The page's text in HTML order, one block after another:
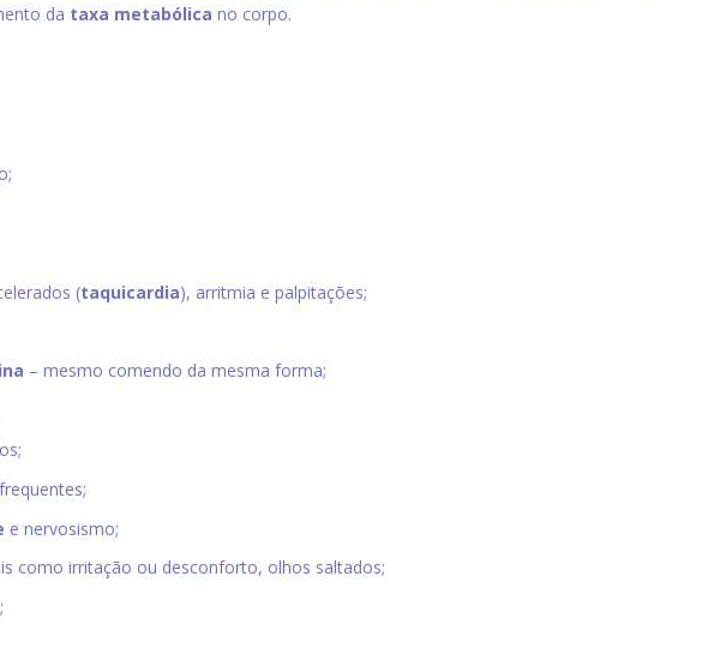
da taxa metabólica no corpo.
(taquicardia), arritmia e palpitações;
– mesmo comendo da mesma forma;
e nervosismo;
como irritação ou desconforto, olhos saltados;